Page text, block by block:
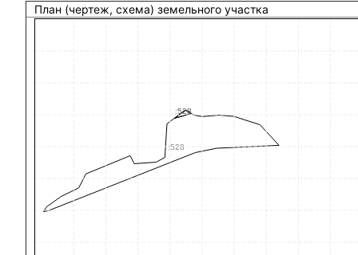
План (чертеж, схема) земельного участка